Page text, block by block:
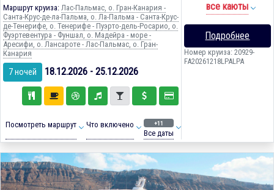
Маршрут круиза: Лас-Пальмас, о. Гран-Канария -
Санта-Крус-де-ла-Пальма, о. Ла-Пальма - Санта-Крус-
де-Тенерифе, о. Тенерифе - Пуэрто-дель-Росарио, о.
Фуэртевентура - Фуншал, о. Мадейра - море -
Аресифи, о. Лансароте - Лас-Пальмас, о. Гран-
Канария
7 ночей 18.12.2026 - 25.12.2026
Посмотреть маршрут Что включено +11
Все даты
все каюты
Подробнее
Номер круиза: 20929-
FA20261218LPALPA